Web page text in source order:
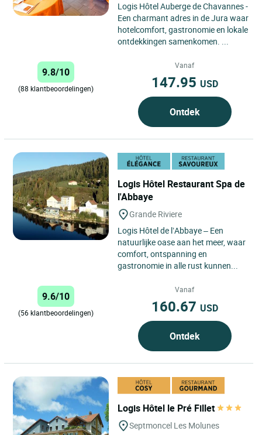
Logis Hôtel Auberge de Chavannes -
Een charmant adres in de Jura waar
hotelcomfort, gastronomie en lokale
ontdekkingen samenkomen. ...
9.8/10
(88 klantbeoordelingen)
Vanaf
147.95 USD
Ontdek
Logis Hôtel Restaurant Spa de
l'Abbaye
Grande Riviere
Logis Hôtel de l’Abbaye – Een
natuurlijke oase aan het meer, waar
comfort, ontspanning en
gastronomie in alle rust kunnen...
9.6/10
(56 klantbeoordelingen)
Vanaf
160.67 USD
Ontdek
Logis Hôtel le Pré Fillet
Septmoncel Les Molunes